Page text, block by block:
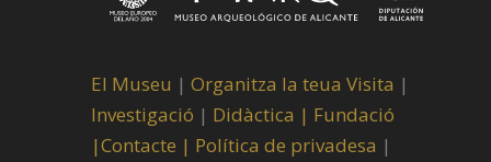
El Museu | Organitza la teua Visita |
Investigació | Didàctica | Fundació
|Contacte | Política de privadesa |